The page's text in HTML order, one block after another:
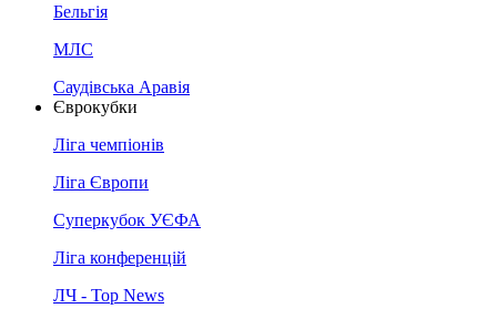
Бельгія
МЛС
Саудівська Аравія
Єврокубки
Ліга чемпіонів
Ліга Європи
Суперкубок УЄФА
Ліга конференцій
ЛЧ - Top News